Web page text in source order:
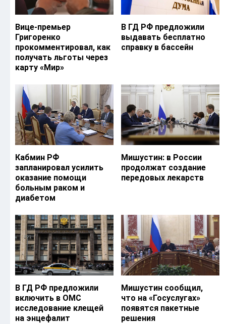
Вице-премьер
Григоренко
прокомментировал, как
получать льготы через
карту «Мир»
В ГД РФ предложили
выдавать бесплатно
справку в бассейн
Кабмин РФ
запланировал усилить
оказание помощи
больным раком и
диабетом
Мишустин: в России
продолжат создание
передовых лекарств
В ГД РФ предложили
включить в ОМС
исследование клещей
на энцефалит
Мишустин сообщил,
что на «Госуслугах»
появятся пакетные
решения